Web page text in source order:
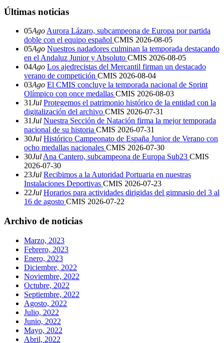
Últimas noticias
05Ago Aurora Lázaro, subcampeona de Europa por partida
doble con el equipo español CMIS 2026-08-05
05Ago Nuestros nadadores culminan la temporada destacando
en el Andaluz Junior y Absoluto CMIS 2026-08-05
04Ago Los ajedrecistas del Mercantil firman un destacado
verano de competición CMIS 2026-08-04
03Ago El CMIS concluye la temporada nacional de Sprint
Olímpico con once medallas CMIS 2026-08-03
31Jul Protegemos el patrimonio histórico de la entidad con la
digitalización del archivo CMIS 2026-07-31
31Jul Nuestra Sección de Natación firma la mejor temporada
nacional de su historia CMIS 2026-07-31
30Jul Histórico Campeonato de España Junior de Verano con
ocho medallas nacionales CMIS 2026-07-30
30Jul Ana Cantero, subcampeona de Europa Sub23 CMIS
2026-07-30
23Jul Recibimos a la Autoridad Portuaria en nuestras
Instalaciones Deportivas CMIS 2026-07-23
22Jul Horarios para actividades dirigidas del gimnasio del 3 al
16 de agosto CMIS 2026-07-22
Archivo de noticias
Marzo, 2023
Febrero, 2023
Enero, 2023
Diciembre, 2022
Noviembre, 2022
Octubre, 2022
Septiembre, 2022
Agosto, 2022
Julio, 2022
Junio, 2022
Mayo, 2022
Abril, 2022